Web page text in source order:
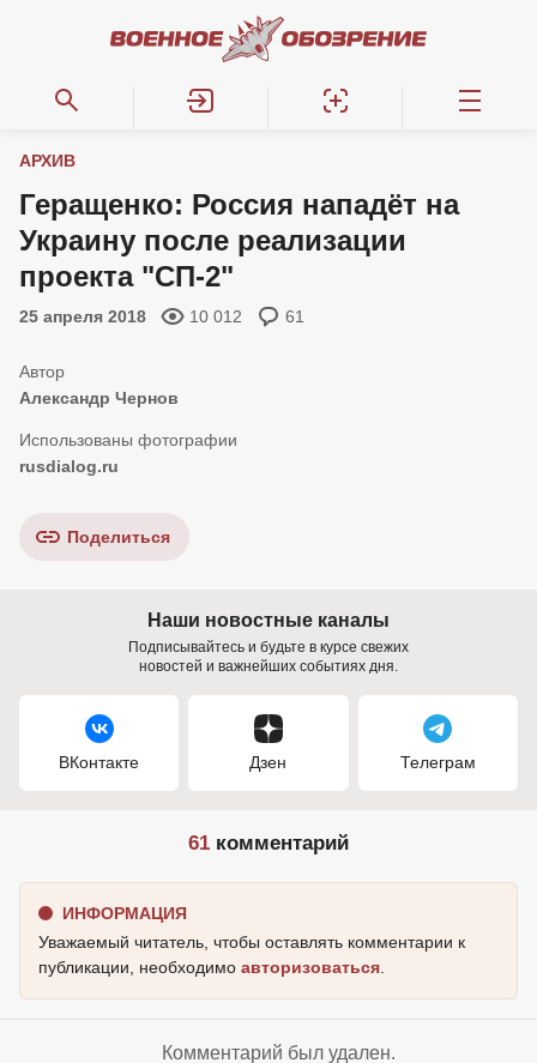
АРХИВ
Геращенко: Россия нападёт на
Украину после реализации
проекта "СП-2"
25 апреля 2018 10 012 61
Александр Чернов
rusdialog.ru
Поделиться
Наши новостные каналы
Подписывайтесь и будьте в курсе свежих
новостей и важнейших событиях дня.
ВКонтакте Дзен Телеграм
61 комментарий
ИНФОРМАЦИЯ
Уважаемый читатель, чтобы оставлять комментарии к
публикации, необходимо авторизоваться
Комментарий был удален.